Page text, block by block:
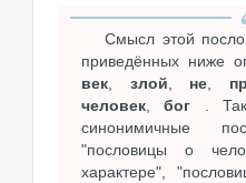
Смысл этой
приведённых ниже
век, злой, не,
человек,бог .
синонимичные
"пословицы о
характере",